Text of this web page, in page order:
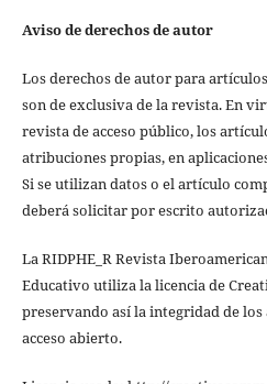
Aviso de derechos de autor
Los derechos de autor para
son de exclusiva de la revista. En
revista de acceso público, los
atribuciones propias, en
Si se utilizan datos o el artículo
deberá solicitar por escrito
La RIDPHE_R Revista
Educativo utiliza la licencia de
preservando así la integridad de
acceso abierto.